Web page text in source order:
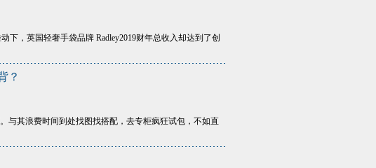
，英国轻奢手袋品牌 Radley2019财年总收入却达到了创
？
与其浪费时间到处找图找搭配，去专柜疯狂试包，不如直